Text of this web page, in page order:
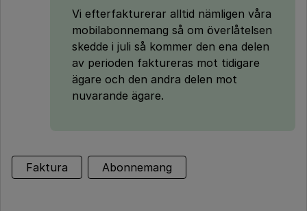
Vi efterfakturerar alltid nämligen våra
mobilabonnemang så om överlåtelsen
skedde i juli så kommer den ena delen
av perioden faktureras mot tidigare
ägare och den andra delen mot
nuvarande ägare.
Faktura Abonnemang